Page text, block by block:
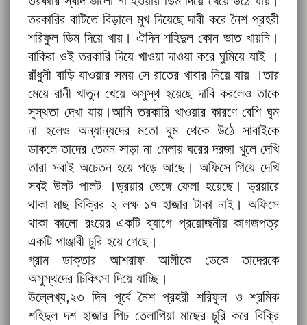
তরকারির বাটিতে বিড়ালে মুখ দিয়েছে দাবী করে নৈশ প্রহরী
শরিফুল ডিম দিয়ে খায়। ঐদিন শহিদুল কোন ভাত খায়নি।
বাকিরা ওই তরকারি দিয়ে খাওয়া দাওয়া করে ঘুমিয়ে যাই ।
রাঁধুনী বাড়ি যাওয়ার সময় সে রাতের খাবার নিয়ে যায় ।তার
মেয়ে রানী খাতুন খেয়ে অসুস্থ হয়েছে দাবি করলেও তাকে
সুস্থতা দেখা যায়।আমি তরকারি খাওয়ার কারণে বেশি ঘুম
না হলেও অন্যান্যদের মতো ঘুম থেকে উঠে সাবাইকে
ডাকলে তাদের তেমন সাড়া না মেলায় ঘরের দরজা খুলে দেখি
তারা সবাই অচেতন হয়ে পড়ে আছে। অফিসে গিয়ে দেখি
সবই উলট পালট ।ড্রয়ার ভেঙ্গে ফেলা হয়েছে। ড্রয়ারে
থাকা মাছ বিক্রির ২ লক্ষ ১৭ হাজার টাকা নাই। অফিসে
থাকা কালো রংয়ের একটি ব্যাগে প্রয়োজনীয় কাগজপত্র
একটি পাঞ্জাবী চুরি হয়ে গেছে।
গ্রাম ডাক্তার আশরাফ আলীকে ডেকে তাদেরকে
অসুস্থদের চিকিৎসা দিয়ে যাচ্ছি।
উল্লেখ্য,২৩ দিন পূর্বে নৈশ প্রহরী শরিফুল ও শ্রমিক
শহিদুল দশ হাজার পিচ তেলাপিয়া মাছের চুরি করে বিক্রি